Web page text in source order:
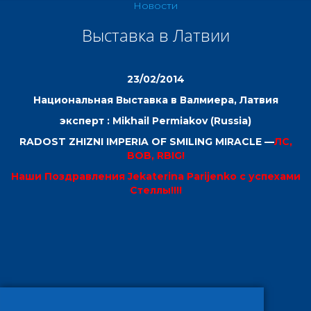
Новости
Выставка в Латвии
23/02/2014
Национальная Выставка в Валмиера, Латвия
эксперт : Mikhail Permiakov (Russia)
RADOST ZHIZNI IMPERIA OF SMILING MIRACLE —ЛС,
BOB, RBIG!
Наши Поздравления Jekaterina Parijenko с успехами
Стеллы!!!!